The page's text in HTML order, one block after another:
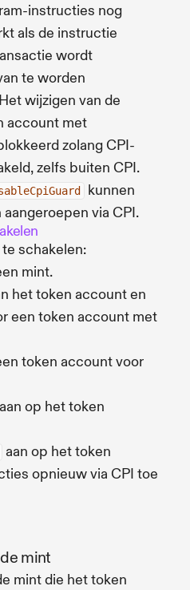
instructies nog
als de instructie
wordt
te worden
wijzigen van de
account met
zolang CPI-
zelfs buiten CPI.
kunnen
via CPI.
schakelen:
mint.
het token account en
een token account met
token account voor
aan op het token
aan op het token
opnieuw via CPI toe
mint
mint die het token